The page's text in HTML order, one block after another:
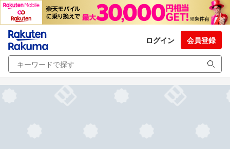
ログイン 会員登録